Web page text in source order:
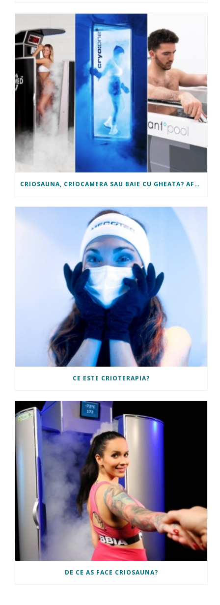
CRIOSAUNA, CRIOCAMERA SAU BAIE CU GHEATA? AFLA CE TI SE POTRIVESTE!
CE ESTE CRIOTERAPIA?
DE CE AS FACE CRIOSAUNA?